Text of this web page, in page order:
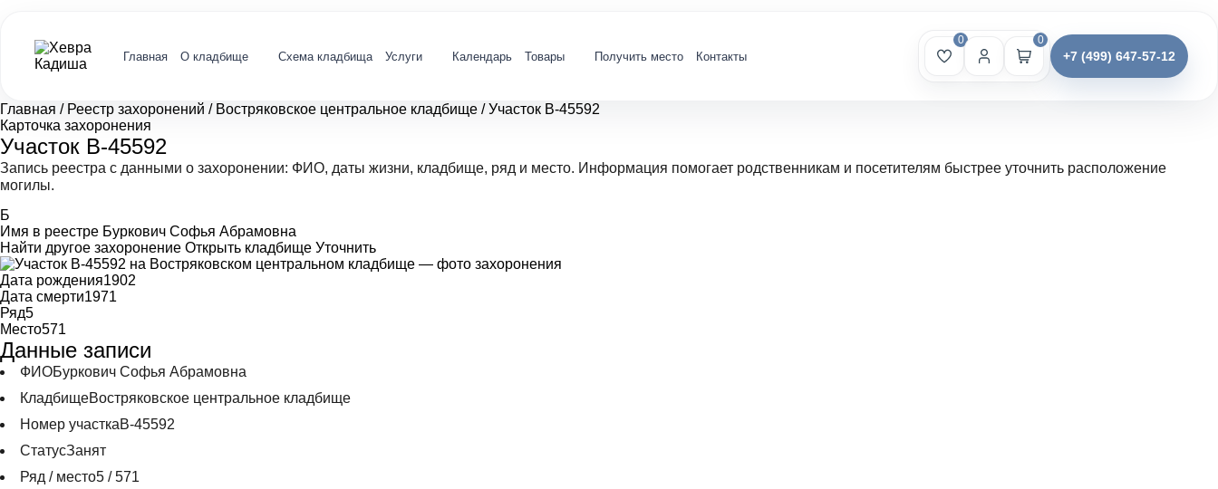
Главная О кладбище Схема кладбища Услуги Календарь Товары Получить место Контакты
0 0
+7 (499) 647-57-12
Главная / Реестр захоронений / Востряковское центральное кладбище / Участок В-45592
Карточка захоронения
Участок В-45592
Запись реестра с данными о захоронении: ФИО, даты жизни, кладбище, ряд и место. Информация помогает родственникам и посетителям быстрее уточнить расположение
могилы.
Б
Имя в реестре Буркович Софья Абрамовна
Найти другое захоронение Открыть кладбище Уточнить
Дата рождения1902
Дата смерти1971
Ряд5
Место571
Данные записи
ФИОБуркович Софья Абрамовна
КладбищеВостряковское центральное кладбище
Номер участкаВ-45592
СтатусЗанят
Ряд / место5 / 571